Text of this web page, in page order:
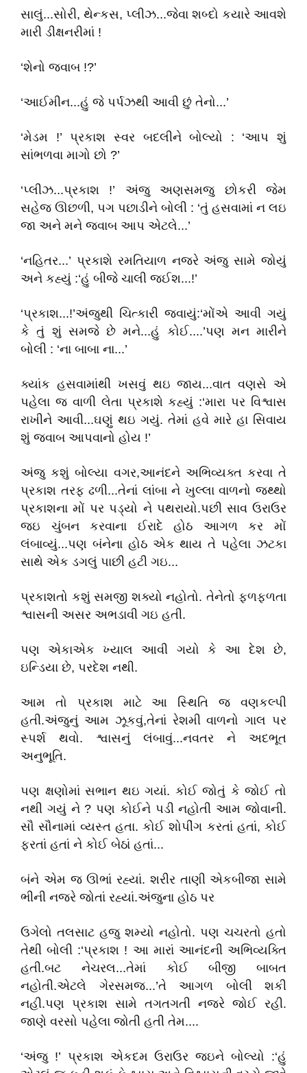
સાલું...સોરી, થેન્કસ, પ્લીઝ...જેવા શબ્દો કયારે આવશે
મારી ડીક્ષનરીમાં !
‘શેનો જવાબ !?’
‘આઈમીન...હું જે પર્પઝથી આવી છું તેનો...’
‘મેડમ !’ પ્રકાશ સ્વર બદલીને બોલ્યો : ‘આપ શું
સાંભળવા માગો છો ?’
‘પ્લીઝ...પ્રકાશ !’ અંજુ અણસમજુ છોકરી જેમ
સહેજ ઊછળી, પગ પછાડીને બોલી : ‘તું હસવામાં ન લઇ
જા અને મને જવાબ આપ એટલે...’
‘નહિતર...’ પ્રકાશે રમતિયાળ નજરે અંજુ સામે જોયું
અને કહ્યું :‘હું બીજે ચાલી જઈશ...!’
‘પ્રકાશ...!’અંજુથી ચિત્કારી જવાયું:‘મોંએ આવી ગયું
કે તું શું સમજે છે મને...હું કોઈ....’પણ મન મારીને
બોલી : ‘ના બાબા ના...’
ક્યાંક હસવામાંથી ખસવું થઇ જાય...વાત વણસે એ
પહેલા જ વાળી લેતા પ્રકાશે કહ્યું :‘મારા પર વિશ્વાસ
રાખીને આવી...ઘણું થઇ ગયું. તેમાં હવે મારે હા સિવાય
શું જવાબ આપવાનો હોય !’
અંજુ કશું બોલ્યા વગર,આનંદને અભિવ્યક્ત કરવા તે
પ્રકાશ તરફ ઢળી...તેનાં લાંબા ને ખુલ્લા વાળનો જથ્થો
પ્રકાશના મોં પર પડ્યો ને પથરાયો.પછી સાવ ઉરાઉર
જઇ ચુંબન કરવાના ઈરાદે હોઠ આગળ કર મોં
લંબાવ્યું...પણ બંનેના હોઠ એક થાય તે પહેલા ઝટકા
સાથે એક ડગલું પાછી હટી ગઇ...
પ્રકાશતો કશું સમજી શક્યો નહોતો. તેનેતો ફળફળતા
શ્વાસની અસર અભડાવી ગઇ હતી.
પણ એકાએક ખ્યાલ આવી ગયો કે આ દેશ છે,
ઇન્ડિયા છે, પરદેશ નથી.
આમ તો પ્રકાશ માટે આ સ્થિતિ જ વણકલ્પી
હતી.અંજુનું આમ ઝૂકવું,તેનાં રેશમી વાળનો ગાલ પર
સ્પર્શ થવો. શ્વાસનું લંબાવું...નવતર ને અદભૂત
અનુભૂતિ.
પણ ક્ષણોમાં સભાન થઇ ગયાં. કોઈ જોતું કે જોઈ તો
નથી ગયું ને ? પણ કોઈને પડી નહોતી આમ જોવાની.
સૌ સૌનામાં વ્યસ્ત હતા. કોઈ શોપીંગ કરતાં હતાં, કોઈ
ફરતાં હતાં ને કોઈ બેઠાં હતાં...
બંને એમ જ ઊભાં રહ્યાં. શરીર તાણી એકબીજા સામે
ભીની નજરે જોતાં રહ્યાં.અંજુના હોઠ પર
ઉગેલો તલસાટ હજુ શમ્યો નહોતો. પણ ચચરતો હતો
તેથી બોલી :‘પ્રકાશ ! આ મારાં આનંદની અભિવ્યક્તિ
હતી.બટ નેચરલ...તેમાં કોઈ બીજી બાબત
નહોતી.એટલે ગેરસમજ...’તે આગળ બોલી શકી
નહી.પણ પ્રકાશ સામે તગતગતી નજરે જોઈ રહી.
જાણે વરસો પહેલા જોતી હતી તેમ....
‘અંજુ !’ પ્રકાશ એકદમ ઉરાઉર જઇને બોલ્યો :‘હું